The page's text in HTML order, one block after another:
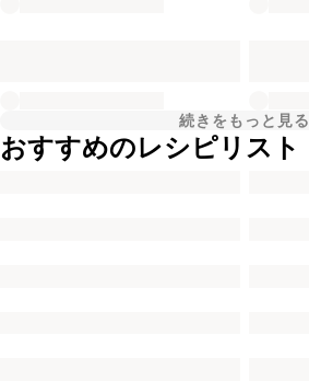
続きをもっと見る
おすすめのレシピリスト